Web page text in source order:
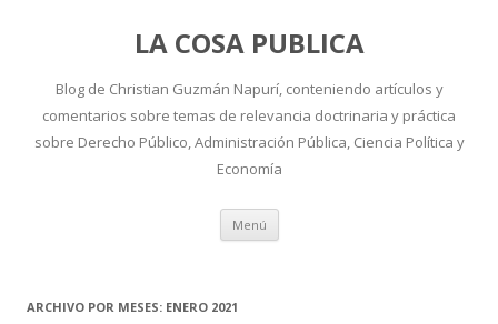
LA COSA PUBLICA
Blog de Christian Guzmán Napurí, conteniendo artículos y
comentarios sobre temas de relevancia doctrinaria y práctica
sobre Derecho Público, Administración Pública, Ciencia Política y
Economía
Menú Ir
contenido
ARCHIVO POR MESES: ENERO 2021